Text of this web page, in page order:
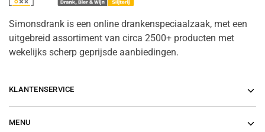
Simonsdrank is een online drankenspeciaalzaak, met een
uitgebreid assortiment van circa 2500+ producten met
wekelijks scherp geprijsde aanbiedingen.
KLANTENSERVICE
MENU